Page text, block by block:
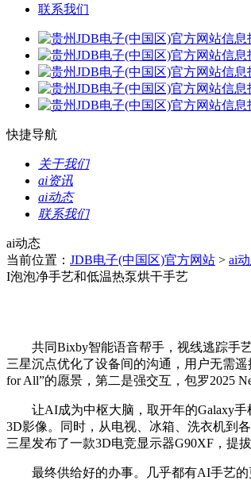
联系我们
快捷导航
关于我们
ai资讯
ai动态
联系我们
ai动态
当前位置： JDB电子(中国区)官方网站 > ai
I泡泡净手艺和低温热泵烘干手艺
共同Bixby智能语音帮手，视线逃踪手艺
三星沉点优化了设备间的沟通，用户无需
for All”的愿景，第二是强交互，包罗2025
让AI成为中枢大脑，取开年的Galaxy手
3D影像。同时，从电视、冰箱、洗衣机到
三星发布了一款3D电竞显示器G90XF，提
最终供给好的办事。几乎都有AI手艺的